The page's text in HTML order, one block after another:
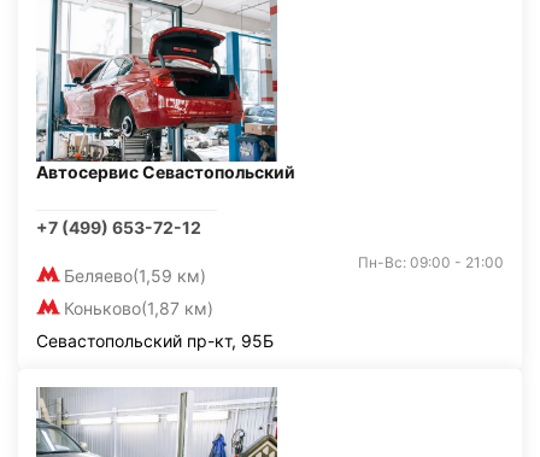
Автосервис Севастопольский
+7 (499) 653-72-12
Беляево(1,59 км)
Коньково(1,87 км)
Пн-Вс: 09:00 - 21:00
Севастопольский пр-кт, 95Б